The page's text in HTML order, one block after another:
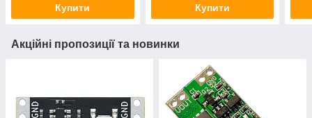
Купити Купити
Акційні пропозиції та новинки